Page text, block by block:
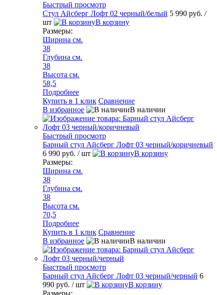
Быстрый просмотр
Стул Айсберг Лофт 02 черный/белый 5 990 руб. /
шт
В корзину
Размеры:
Ширина см.
38
Глубина см.
38
Высота см.
58,5
Подробнее
Купить в 1 клик Сравнение
В избранное
В наличии
Быстрый просмотр
Барный стул Айсберг Лофт 03 черный/коричневый
6 990 руб. / шт
В корзину
Размеры:
Ширина см.
38
Глубина см.
38
Высота см.
70,5
Подробнее
Купить в 1 клик Сравнение
В избранное
В наличии
Быстрый просмотр
Барный стул Айсберг Лофт 03 черный/черный 6
990 руб. / шт
В корзину
Размеры: